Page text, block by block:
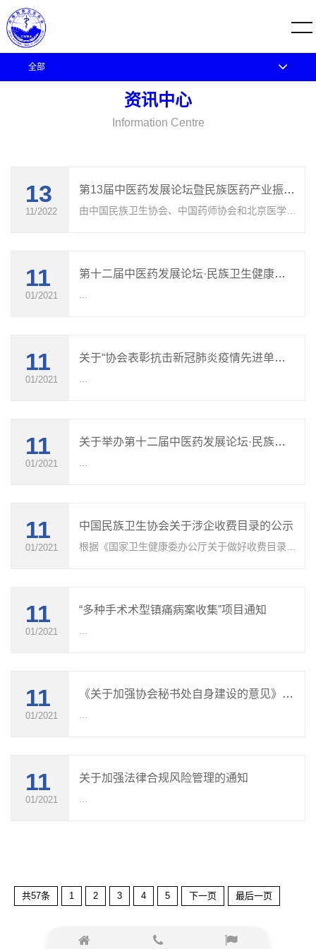
全部
您的位置：首页
资讯中心
Information Centre
13
11/2022
第13届中医药发展论坛暨民族医药产业振兴发展大会在厦门隆重开幕
由中国民族卫生协会、中国药师协会和北京医学奖
11
01/2021
第十二届中医药发展论坛·民族卫生健康大会暨中国（珠澳）中医药国际博览会（第三轮通知）
11
01/2021
关于“协会表彰抗击新冠肺炎疫情先进单位、先进个人”征集的通知
11
01/2021
关于举办第十二届中医药发展论坛·民族卫生健康大会暨中国（珠澳）中医药国际博览会的通知（第二轮）
11
01/2021
中国民族卫生协会关于涉企收费目录的公示
根据《国家卫生健康委办公厅关于做好收费目录公
11
01/2021
“多种手术术型镇痛病案收集”项目通知
11
01/2021
《关于加强协会秘书处自身建设的意见》的通知
11
01/2021
关于加强法律合规风险管理的通知
共57条 1 2 3 4 5 下一页 最后一页